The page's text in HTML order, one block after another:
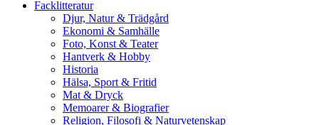
Facklitteratur
Djur, Natur & Trädgård
Ekonomi & Samhälle
Foto, Konst & Teater
Hantverk & Hobby
Historia
Hälsa, Sport & Fritid
Mat & Dryck
Memoarer & Biografier
Religion, Filosofi & Naturvetenskap